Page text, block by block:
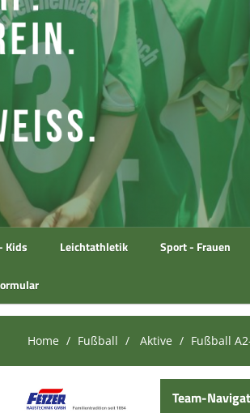
Kids Leichtathletik Sport - Frauen
Home Fußball Aktive Fußball
Team-